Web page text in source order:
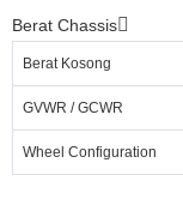
Berat Chassis
Berat Kosong
GVWR / GCWR
Wheel Configuration